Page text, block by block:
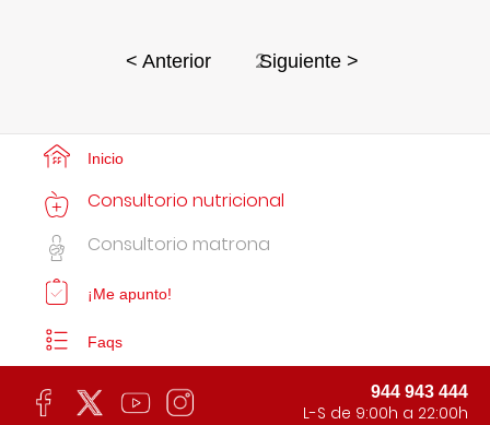
< Anterior 2Siguiente >
Inicio
Consultorio nutricional
Consultorio matrona
¡Me apunto!
Faqs
944 943 444
L-S de 9:00h a 22:00h